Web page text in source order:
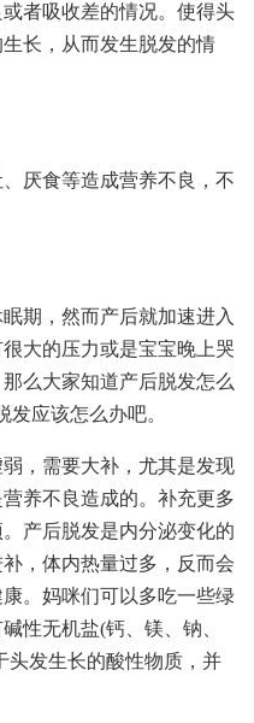
者吸收差的情况。使得头
长，从而发生脱发的情
厌食等造成营养不良，不
期，然而产后就加速进入
大的压力或是宝宝晚上哭
么大家知道产后脱发怎么
发应该怎么办吧。
，需要大补，尤其是发现
养不良造成的。补充更多
产后脱发是内分泌变化的
，体内热量过多，反而会
。妈咪们可以多吃一些绿
性无机盐(钙、镁、钠、
头发生长的酸性物质，并